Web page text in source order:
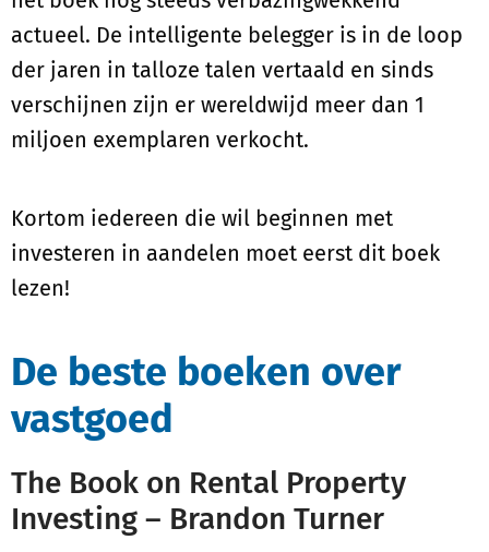
actueel. De intelligente belegger is in de loop
der jaren in talloze talen vertaald en sinds
verschijnen zijn er wereldwijd meer dan 1
miljoen exemplaren verkocht.
Kortom iedereen die wil beginnen met
investeren in aandelen moet eerst dit boek
lezen!
De beste boeken over
vastgoed
The Book on Rental Property
Investing – Brandon Turner